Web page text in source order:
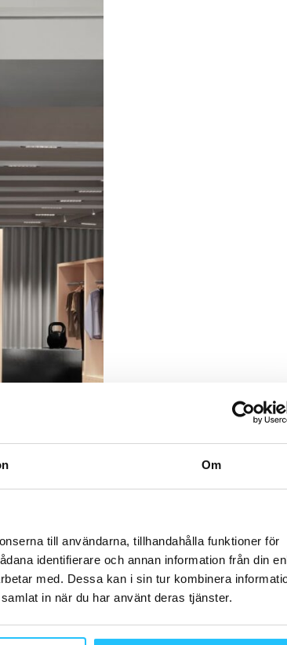
Om
till användarna, tillhandahålla funktioner för
identifierare och annan information från din
med. Dessa kan i sin tur kombinera
in när du har använt deras tjänster.